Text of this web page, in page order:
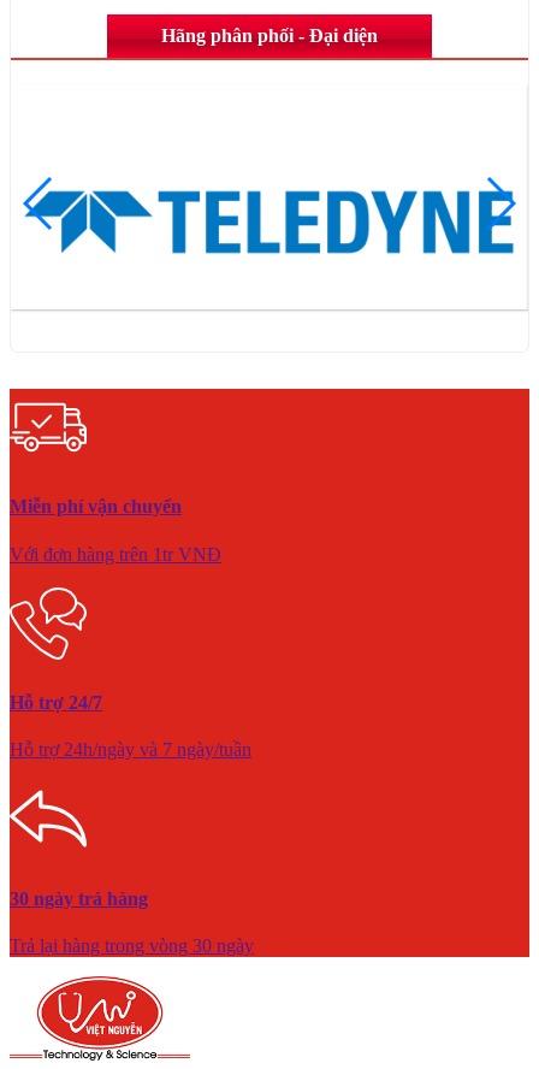
Hãng phân phối - Đại diện
Miễn phí vận chuyển
Với đơn hàng trên 1tr VNĐ
Hỗ trợ 24/7
Hỗ trợ 24h/ngày và 7 ngày/tuần
30 ngày trả hàng
Trả lại hàng trong vòng 30 ngày